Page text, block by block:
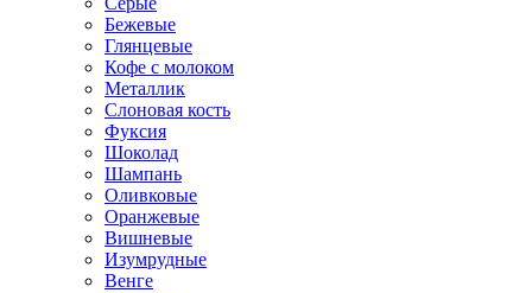
Бежевые
Глянцевые
Кофе с молоком
Металлик
Слоновая кость
Фуксия
Шоколад
Шампань
Оливковые
Оранжевые
Вишневые
Изумрудные
Венге